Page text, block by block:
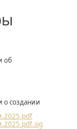
об
о создании